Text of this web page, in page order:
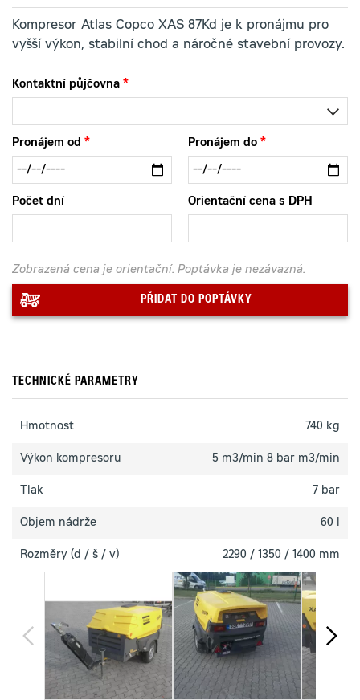
Kompresor Atlas Copco XAS 87Kd je k pronájmu pro
vyšší výkon, stabilní chod a náročné stavební provozy.
Kontaktní půjčovna
Pronájem od Pronájem do
Počet dní Orientační cena s DPH
Zobrazená cena je orientační. Poptávka je nezávazná.
PŘIDAT DO POPTÁVKY
TECHNICKÉ PARAMETRY
Hmotnost 740 kg
Výkon kompresoru 5 m3/min 8 bar m3/min
Tlak 7 bar
Objem nádrže 60 l
Rozměry (d / š / v) 2290 / 1350 / 1400 mm